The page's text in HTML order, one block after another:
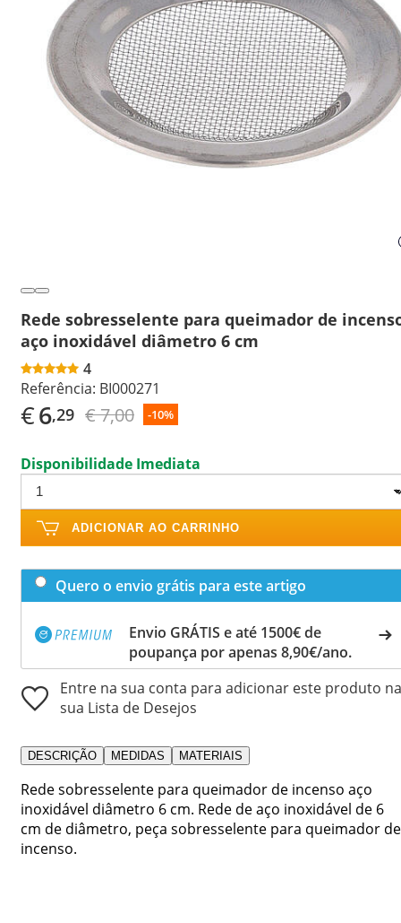
Rede sobresselente para queimador de
aço inoxidável diâmetro 6 cm
4
Referência: BI000271
€6,29 € 7,00 -10%
Disponibilidade Imediata
ADICIONAR AO CARRINHO
Quero o envio grátis para este artigo
Envio GRÁTIS e até 1500€ de
poupança por apenas 8,90€/ano.
Entre na sua conta para adicionar este produto na
sua Lista de Desejos
DESCRIÇÃO MEDIDAS MATERIAIS
Rede sobresselente para queimador de incenso aço
inoxidável diâmetro 6 cm. Rede de aço inoxidável de 6
cm de diâmetro, peça sobresselente para queimador de
incenso.